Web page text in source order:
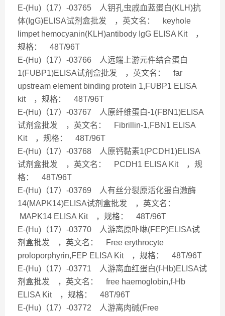
E-(Hu)（17）-03765 人钥孔虫戚血蓝蛋白(KLH)抗
体(IgG)ELISA试剂盒批发 ，英文名： keyhole
limpet hemocyanin(KLH)antibody IgG ELISA Kit ，
规格： 48T/96T
E-(Hu)（17）-03766 人远端上游元件结合蛋白
1(FUBP1)ELISA试剂盒批发 ，英文名： far
upstream element binding protein 1,FUBP1 ELISA
kit ，规格： 48T/96T
E-(Hu)（17）-03767 人原纤维蛋白-1(FBN1)ELISA
试剂盒批发 ，英文名： Fibrillin-1,FBN1 ELISA
Kit ，规格： 48T/96T
E-(Hu)（17）-03768 人原钙黏素1(PCDH1)ELISA
试剂盒批发 ，英文名： PCDH1 ELISA Kit ，规
格： 48T/96T
E-(Hu)（17）-03769 人有丝分裂原活化蛋白激酶
14(MAPK14)ELISA试剂盒批发 ，英文名：
MAPK14 ELISA Kit ，规格： 48T/96T
E-(Hu)（17）-03770 人游离原卟啉(FEP)ELISA试
剂盒批发 ，英文名： Free erythrocyte
proloporphyrin,FEP ELISA Kit ，规格： 48T/96T
E-(Hu)（17）-03771 人游离血红蛋白(f-Hb)ELISA试
剂盒批发 ，英文名： free haemoglobin,f-Hb
ELISA Kit ，规格： 48T/96T
E-(Hu)（17）-03772 人游离肉碱(Free